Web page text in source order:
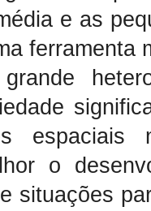
e as
ferramenta
o
situações